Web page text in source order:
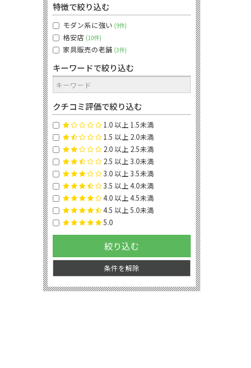
特徴で絞り込む
モダン系に強い 9件
格安店 10件
家具販売の老舗 3件
キーワードで絞り込む
クチコミ評価で絞り込む
1.0 以上 1.5未満
1.5 以上 2.0未満
2.0 以上 2.5未満
2.5 以上 3.0未満
3.0 以上 3.5未満
3.5 以上 4.0未満
4.0 以上 4.5未満
4.5 以上 5.0未満
5.0
絞り込む
条件を解除